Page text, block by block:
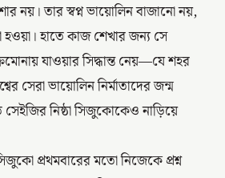
নয়। তার স্বপ্ন ভায়োলিন বাজানো নয়,
হওয়া। হাতে কাজ শেখার জন্য সে
যাওয়ার সিদ্ধান্ত নেয়—যে শহর
সেরা ভায়োলিন নির্মাতাদের জন্ম
সেইজির নিষ্ঠা সিজুকোকেও নাড়িয়ে
প্রথমবারের মতো নিজেকে প্রশ্ন